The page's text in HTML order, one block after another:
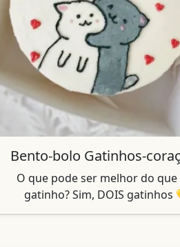
Bento-bolo Gatinhos-
O que pode ser melhor do que
gatinho? Sim, DOIS gatinhos